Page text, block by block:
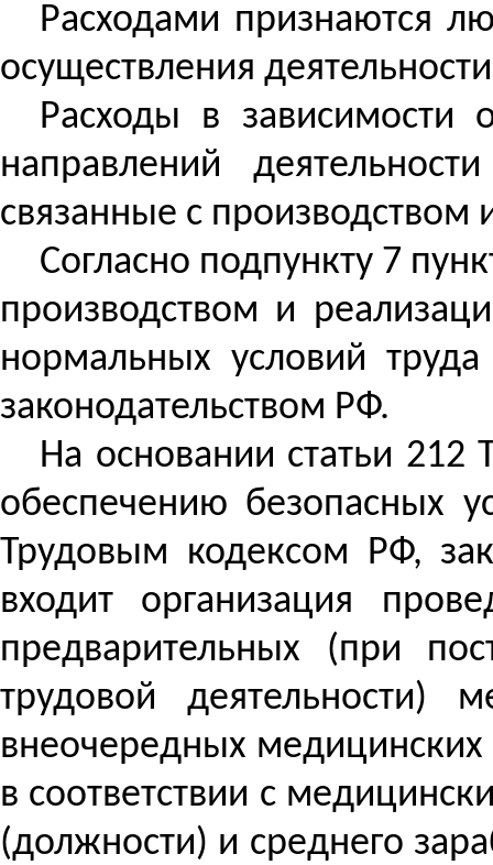
Расходами признаются
осуществления
Расходы в зависимости
направлений
связанные с
Согласно подпункту 7
производством и
нормальных условий
законодательством РФ.
На основании статьи 212
обеспечению безопасных
Трудовым кодексом РФ,
входит организация
предварительных (при
трудовой деятельности)
внеочередных
в соответствии с
(должности) и среднего